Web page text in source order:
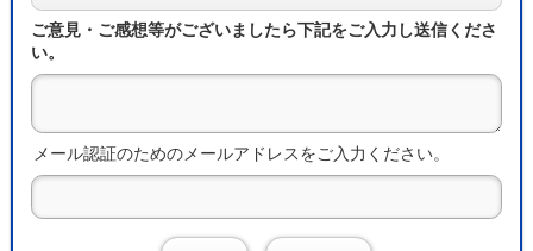
ご意見・ご感想等がございましたら下記をご入力し送信くださ
い。
メール認証のためのメールアドレスをご入力ください。